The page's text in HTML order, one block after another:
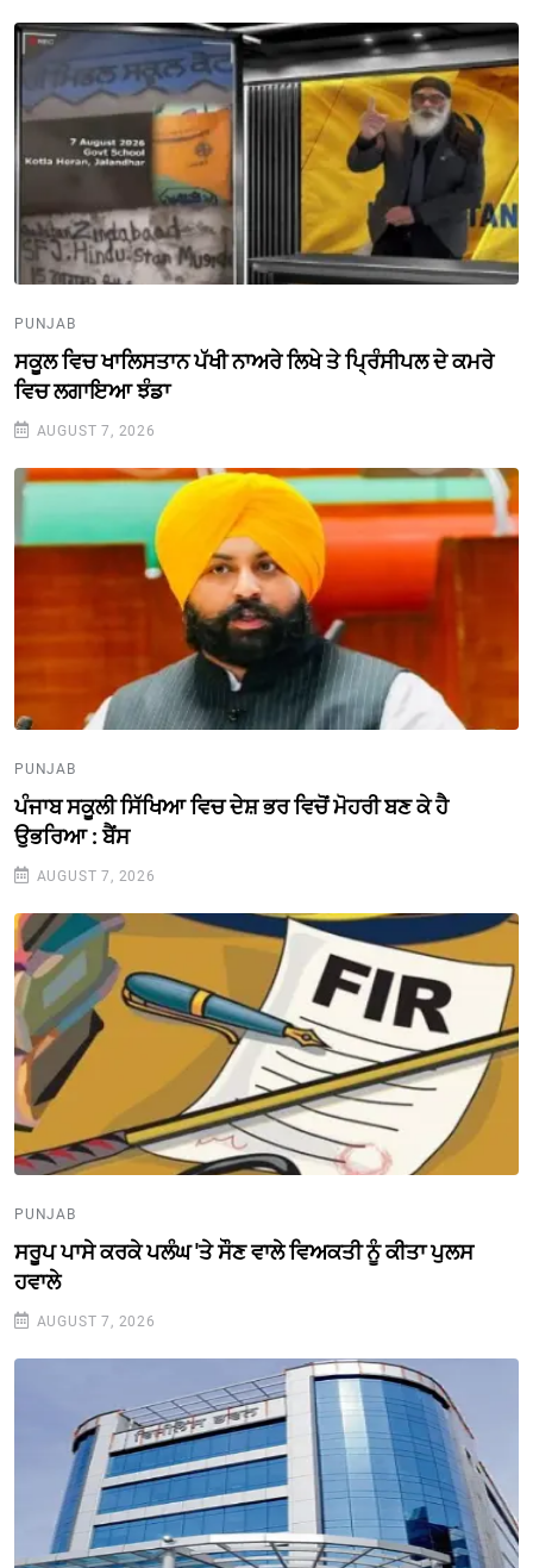
PUNJAB
ਸਕੂਲ ਵਿਚ ਖਾਲਿਸਤਾਨ ਪੱਖੀ ਨਾਅਰੇ ਲਿਖੇ ਤੇ ਪ੍ਰਿੰਸੀਪਲ ਦੇ ਕਮਰੇ
ਵਿਚ ਲਗਾਇਆ ਝੰਡਾ
AUGUST 7, 2026
PUNJAB
ਪੰਜਾਬ ਸਕੂਲੀ ਸਿੱਖਿਆ ਵਿਚ ਦੇਸ਼ ਭਰ ਵਿਚੋਂ ਮੋਹਰੀ ਬਣ ਕੇ ਹੈ
ਉਭਰਿਆ : ਬੈਂਸ
AUGUST 7, 2026
PUNJAB
ਸਰੂਪ ਪਾਸੇ ਕਰਕੇ ਪਲੰਘ 'ਤੇ ਸੌਣ ਵਾਲੇ ਵਿਅਕਤੀ ਨੂੰ ਕੀਤਾ ਪੁਲਸ
ਹਵਾਲੇ
AUGUST 7, 2026